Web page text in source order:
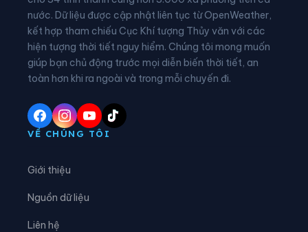
Xã An Viễn Xã Bàu Hàm
Xã Bình An Xã Bình Minh
Xã Bình Tân Xã Bom Bo
Xã Bù Đăng
Xã Cẩm Mỹ
nước. Dữ liệu được cập nhật liên tục từ OpenWeather,
kết hợp tham chiếu Cục Khí tượng Thủy văn với các
hiện tượng thời tiết nguy hiểm. Chúng tôi mong muốn
giúp bạn chủ động trước mọi diễn biến thời tiết, an
toàn hơn khi ra ngoài và trong mỗi chuyến đi.
VỀ CHÚNG TÔI
Giới thiệu
Nguồn dữ liệu
Liên hệ